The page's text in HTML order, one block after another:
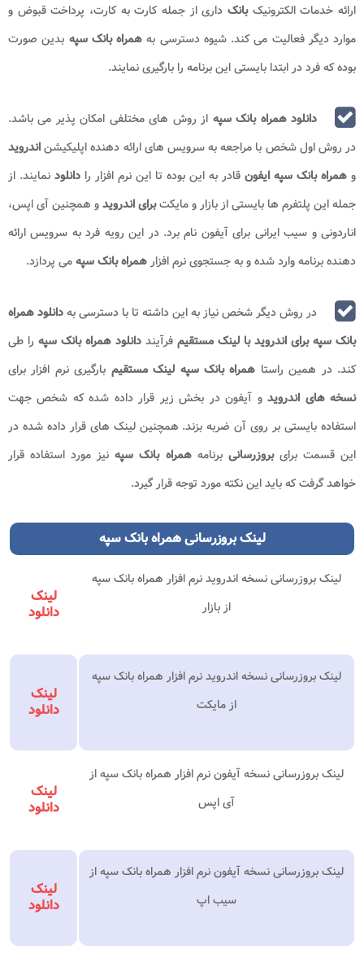
ارائه خدمات الکترونیکبانک داری از جمله کارت به کارت، پرداخت قبوض و
موارد دیگر فعالیت می کند. شیوه دسترسی به همراه بانک سپه بدین صورت
بوده که فرد در ابتدا بایستی این برنامه را بارگیری نمایند.
دانلود همراه بانک سپه از روش های مختلفی امکان پذیر می باشد.
در روش اول شخص با مراجعه به سرویس های ارائه دهنده اپلیکیشناندروید
و همراه بانک سپه ایفون قادر به این بوده تا این نرم افزار را دانلود نمایند. از
جمله این پلتفرم ها بایستی از بازار و مایکتبرای اندرویدو همچنین آی اپس،
اناردونی و سیب ایرانی برای آیفون نام برد. در این رویه فرد به سرویس ارائه
دهنده برنامه وارد شده و به جستجوی نرم افزارهمراه بانک سپهمی پردازد.
در روش دیگر شخص نیاز به این داشته تا با دسترسی بهدانلود همراه
بانک سپه برای اندروید با لینک مستقیم فرآیند دانلود همراه بانک سپه را طی
کند. در همین راستا همراه بانک سپه لینک مستقیم بارگیری نرم افزار برای
نسخه های اندرویدو آیفون در بخش زیر قرار داده شده که شخص جهت
استفاده بایستی بر روی آن ضربه بزند. همچنین لینک های قرار داده شده در
این قسمت برایبروزرسانیبرنامههمراه بانک سپه نیز مورد استفاده قرار
خواهد گرفت که باید این نکته مورد توجه قرار گیرد.
لینک بروزرسانی همراه بانک سپه
لینک بروزرسانی نسخه اندروید نرم افزار همراه بانک سپه
از بازار
لینک
دانلود
لینک بروزرسانی نسخه اندروید نرم افزار همراه بانک سپه
از مایکت
لینک
دانلود
لینک بروزرسانی نسخه آیفون نرم افزار همراه بانک سپه از
آی اپس
لینک
دانلود
لینک بروزرسانی نسخه آیفون نرم افزار همراه بانک سپه از
سیب اپ
لینک
دانلود